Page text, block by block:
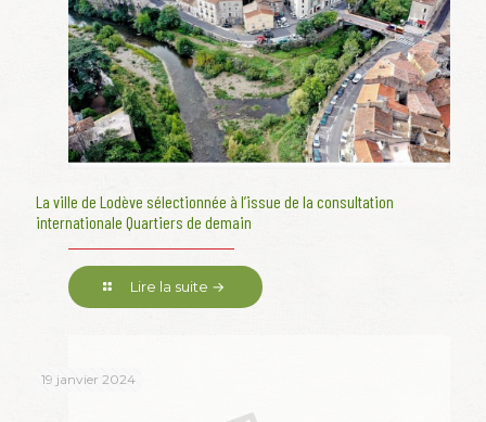
La ville de Lodève sélectionnée à l’issue de la consultation
internationale Quartiers de demain
Lire la suite →
19 janvier 2024